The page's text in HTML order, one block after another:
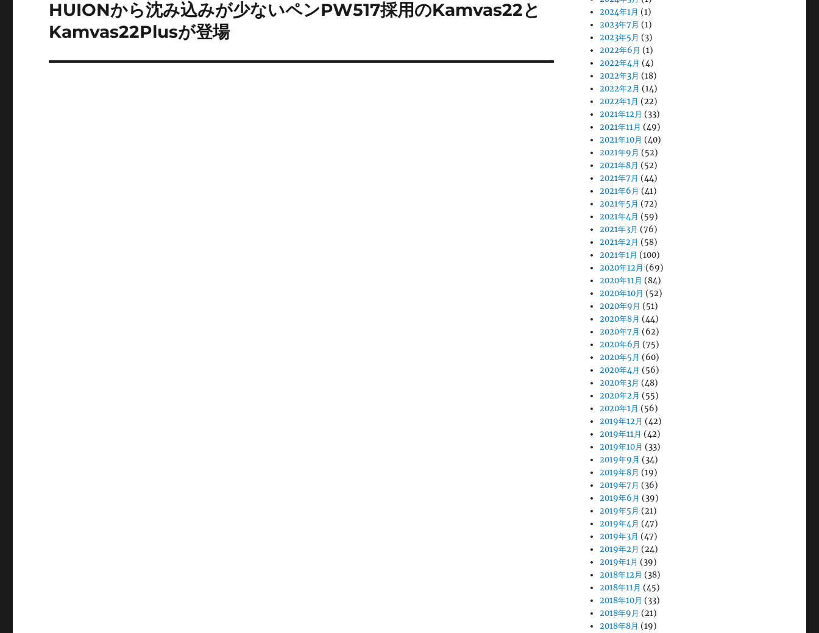
ゲ
ー
次
の
投
稿:
HUIONから沈み込みが少ないペンPW517採用のKamvas22と
Kamvas22Plusが登場
2024年1月 (1)
2023年7月 (1)
2023年5月 (3)
2022年6月 (1)
2022年4月 (4)
2022年3月 (18)
2022年2月 (14)
2022年1月 (22)
2021年12月 (33)
2021年11月 (49)
2021年10月 (40)
2021年9月 (52)
2021年8月 (52)
2021年7月 (44)
2021年6月 (41)
2021年5月 (72)
2021年4月 (59)
2021年3月 (76)
2021年2月 (58)
2021年1月 (100)
2020年12月 (69)
2020年11月 (84)
2020年10月 (52)
2020年9月 (51)
2020年8月 (44)
2020年7月 (62)
2020年6月 (75)
2020年5月 (60)
2020年4月 (56)
2020年3月 (48)
2020年2月 (55)
2020年1月 (56)
2019年12月 (42)
2019年11月 (42)
2019年10月 (33)
2019年9月 (34)
2019年8月 (19)
2019年7月 (36)
2019年6月 (39)
2019年5月 (21)
2019年4月 (47)
2019年3月 (47)
2019年2月 (24)
2019年1月 (39)
2018年12月 (38)
2018年11月 (45)
2018年10月 (33)
2018年9月 (21)
2018年8月 (19)